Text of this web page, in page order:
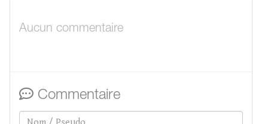
Aucun commentaire
Commentaire